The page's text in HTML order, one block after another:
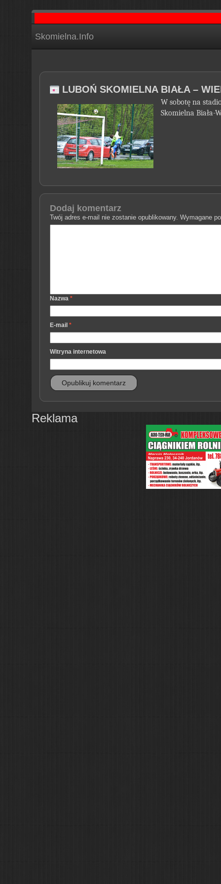
Skomielna.Info
LUBOŃ SKOMIELNA BIAŁA –
W sobotę na
Skomielna Biała-
Dodaj komentarz
Twój adres e-mail nie zostanie opublikowany. Wymagane
Nazwa *
E-mail *
Witryna internetowa
Reklama